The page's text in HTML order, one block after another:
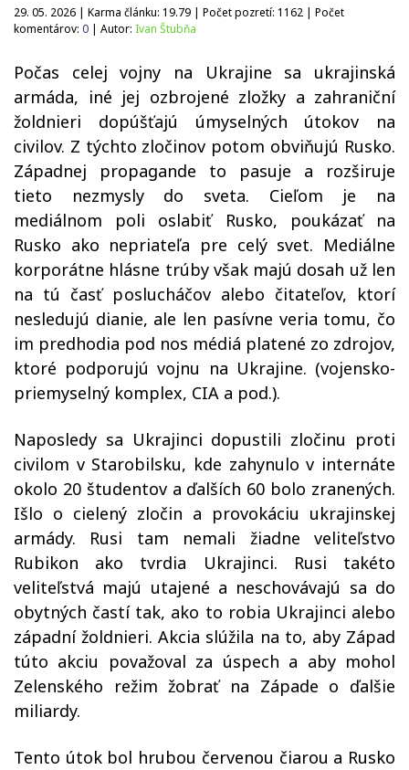
29. 05. 2026 | Karma článku: 19.79 | Počet pozretí: 1162 | Počet
komentárov: 0 | Autor: Ivan Štubňa
Počas celej vojny na Ukrajine sa ukrajinská
armáda, iné jej ozbrojené zložky a zahraniční
žoldnieri dopúšťajú úmyselných útokov na
civilov. Z týchto zločinov potom obviňujú Rusko.
Západnej propagande to pasuje a rozširuje
tieto nezmysly do sveta. Cieľom je na
mediálnom poli oslabiť Rusko, poukázať na
Rusko ako nepriateľa pre celý svet. Mediálne
korporátne hlásne trúby však majú dosah už len
na tú časť poslucháčov alebo čitateľov, ktorí
nesledujú dianie, ale len pasívne veria tomu, čo
im predhodia pod nos médiá platené zo zdrojov,
ktoré podporujú vojnu na Ukrajine. (vojensko-
priemyselný komplex, CIA a pod.).
Naposledy sa Ukrajinci dopustili zločinu proti
civilom v Starobilsku, kde zahynulo v internáte
okolo 20 študentov a ďalších 60 bolo zranených.
Išlo o cielený zločin a provokáciu ukrajinskej
armády. Rusi tam nemali žiadne veliteľstvo
Rubikon ako tvrdia Ukrajinci. Rusi takéto
veliteľstvá majú utajené a neschovávajú sa do
obytných častí tak, ako to robia Ukrajinci alebo
západní žoldnieri. Akcia slúžila na to, aby Západ
túto akciu považoval za úspech a aby mohol
Zelenského režim žobrať na Západe o ďalšie
miliardy.
Tento útok bol hrubou červenou čiarou a Rusko